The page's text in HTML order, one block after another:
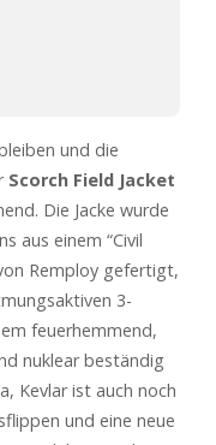
und die
Scorch Field Jacket
Die Jacke wurde
aus einem “Civil
Remploy gefertigt,
3-
feuerhemmend,
nuklear beständig
Kevlar ist auch noch
und eine neue